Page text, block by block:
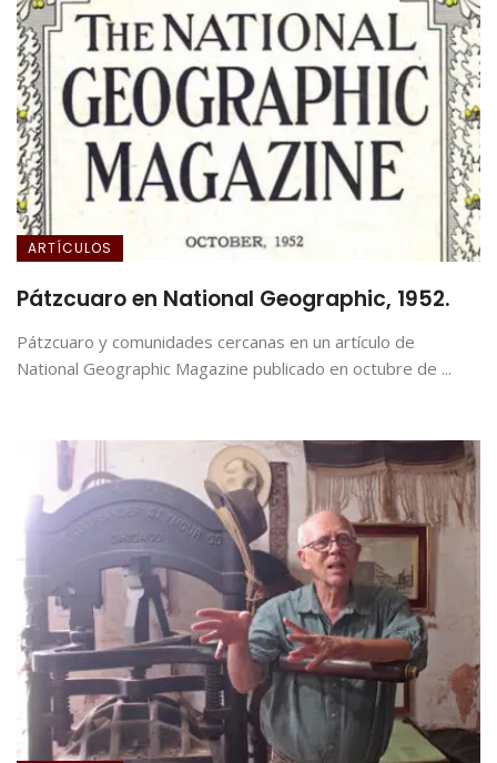
ARTÍCULOS
Pátzcuaro en National Geographic, 1952.
Pátzcuaro y comunidades cercanas en un artículo de
National Geographic Magazine publicado en octubre de ...